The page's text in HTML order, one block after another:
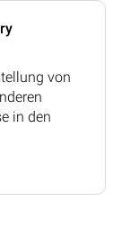
von
in den